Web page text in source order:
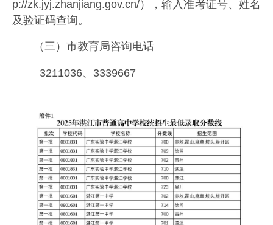
p://zk.jyj.zhanjiang.gov.cn/），输入准考证号、姓名
及验证码查询。
（三）市教育局咨询电话
3211036、3339667